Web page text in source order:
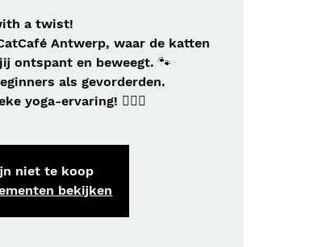
a twist!
Antwerp, waar de katten
ontspant en beweegt. 🐾
als gevorderden.
yoga-ervaring! 🧘‍♀️✨
niet te koop
bekijken